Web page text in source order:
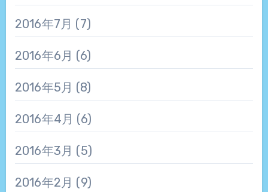
2016年7月 (7)
2016年6月 (6)
2016年5月 (8)
2016年4月 (6)
2016年3月 (5)
2016年2月 (9)